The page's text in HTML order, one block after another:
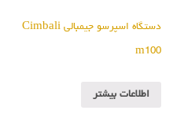
دستگاه اسپرسو جیمبالی Cimbali
m100
اطلاعات بیشتر